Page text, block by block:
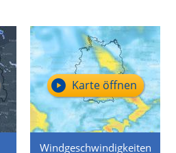
Windgeschwindigkeiten
Karte öffnen